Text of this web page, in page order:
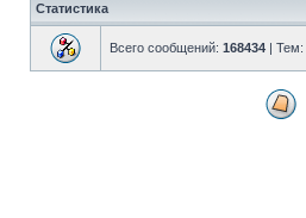
Статистика
Всего сообщений: 168434 | Тем: